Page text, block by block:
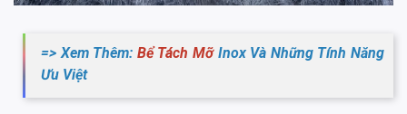
=> Xem Thêm: Bể Tách MỡInox Và Những Tính Năng
Ưu Việt